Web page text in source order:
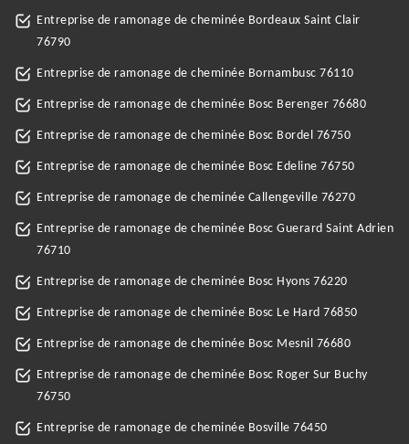
Entreprise de ramonage de cheminée Bordeaux Saint Clair
76790
Entreprise de ramonage de cheminée Bornambusc 76110
Entreprise de ramonage de cheminée Bosc Berenger 76680
Entreprise de ramonage de cheminée Bosc Bordel 76750
Entreprise de ramonage de cheminée Bosc Edeline 76750
Entreprise de ramonage de cheminée Callengeville 76270
Entreprise de ramonage de cheminée Bosc Guerard Saint Adrien
76710
Entreprise de ramonage de cheminée Bosc Hyons 76220
Entreprise de ramonage de cheminée Bosc Le Hard 76850
Entreprise de ramonage de cheminée Bosc Mesnil 76680
Entreprise de ramonage de cheminée Bosc Roger Sur Buchy
76750
Entreprise de ramonage de cheminée Bosville 76450